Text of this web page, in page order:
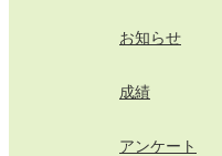
お知らせ
成績
アンケート